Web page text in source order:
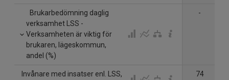
Brukarbedömning daglig
verksamhet LSS -
Verksamheten är viktig för
brukaren, lägeskommun,
andel (%)
-
Invånare med insatser enl. LSS,
74